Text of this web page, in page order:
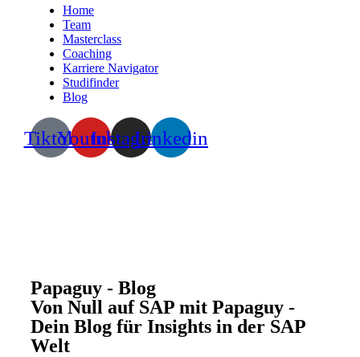
Home
Team
Masterclass
Coaching
Karriere Navigator
Studifinder
Blog
TiktokYoutubeInstagramLinkedin
Papaguy - Blog
Von Null auf SAP mit Papaguy -
Dein Blog für Insights in der SAP
Welt